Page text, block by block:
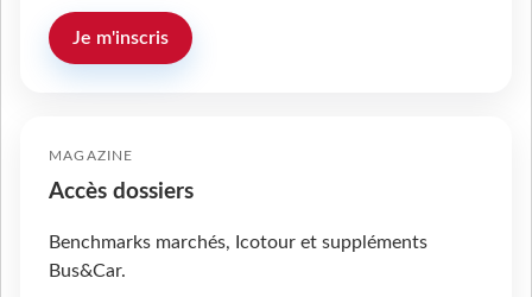
Je m'inscris
MAGAZINE
Accès dossiers
Benchmarks marchés, Icotour et suppléments
Bus&Car.